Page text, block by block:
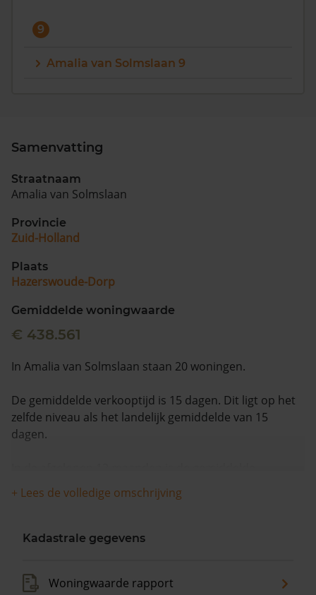
9
Amalia van Solmslaan 9
Samenvatting
Straatnaam
Amalia van Solmslaan
Provincie
Zuid-Holland
Plaats
Hazerswoude-Dorp
Gemiddelde woningwaarde
€ 438.561
In Amalia van Solmslaan staan 20 woningen.
De gemiddelde verkooptijd is 15 dagen. Dit ligt op het
zelfde niveau als het landelijk gemiddelde van 15
dagen.
woningwaarde met 5,8% gestegen.
+ Lees de volledige omschrijving
Kadastrale gegevens
Woningwaarde rapport